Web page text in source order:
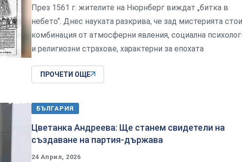
През 1561 г. жителите на Нюрнберг виждат „битка в
небето“. Днес науката разкрива, че зад мистерията стои
комбинация от атмосферни явления, социална
и религиозни страхове, характерни за епохата
ПРОЧЕТИ ОЩЕ
БЪЛГАРИЯ
Цветанка Андреева: Ще станем свидетели на
създаване на партия-държава
24 Април, 2026